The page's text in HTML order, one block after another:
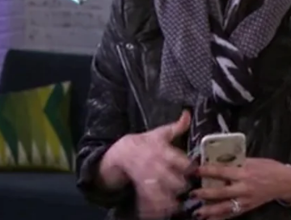
de 2015, 11:50
dos chicas sin blanca